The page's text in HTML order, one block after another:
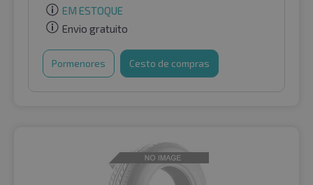
EM ESTOQUE
Envio gratuito
Pormenores Cesto de compras